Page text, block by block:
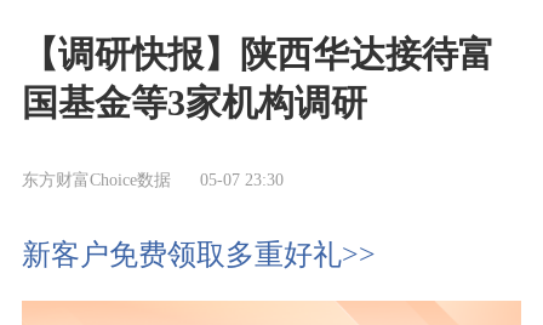
【调研快报】陕西华达接待富
国基金等3家机构调研
东方财富Choice数据 05-07 23:30
新客户免费领取多重好礼>>